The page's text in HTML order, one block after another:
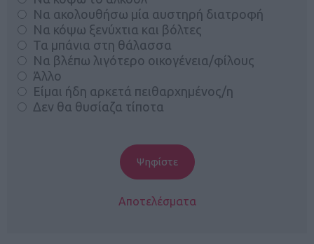
Να ακολουθήσω μία αυστηρή διατροφή
Να κόψω ξενύχτια και βόλτες
Τα μπάνια στη θάλασσα
Να βλέπω λιγότερο οικογένεια/φίλους
Άλλο
Είμαι ήδη αρκετά πειθαρχημένος/η
Δεν θα θυσίαζα τίποτα
Αποτελέσματα